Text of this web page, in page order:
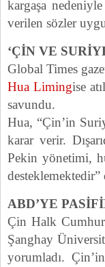
kargaşa
verilen sözler
‘ÇİN VE
Global Times
Hua Limingise
savundu.
Hua, “Çin’in
karar verir.
Pekin yönetimi,
desteklemektedir”
ABD’YE
Çin Halk
Şanghay
yorumladı.